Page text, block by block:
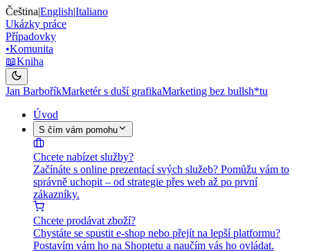
Čeština|English|Italiano
Ukázky práce
Případovky
•Komunita
📖Kniha
Jan BarboříkMarketér s duší grafikaMarketing bez bullsh*tu
Úvod
S čím vám pomohu
Chcete nabízet služby?
Začínáte s online prezentací svých služeb? Pomůžu vám to
správně uchopit – od strategie přes web až po první
zákazníky.
Chcete prodávat zboží?
Chystáte se spustit e-shop nebo přejít na lepší platformu?
Postavím vám ho na Shoptetu a naučím vás ho ovládat.